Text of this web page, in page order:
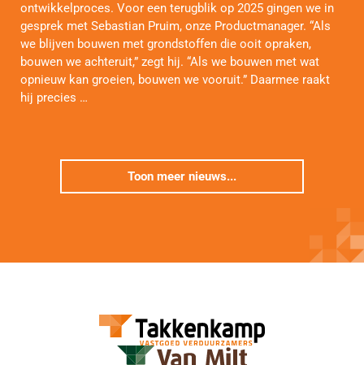
ontwikkelproces. Voor een terugblik op 2025 gingen we in
gesprek met Sebastian Pruim, onze Productmanager. “Als
we blijven bouwen met grondstoffen die ooit opraken,
bouwen we achteruit,” zegt hij. “Als we bouwen met wat
opnieuw kan groeien, bouwen we vooruit.” Daarmee raakt
hij precies …
Toon meer nieuws...